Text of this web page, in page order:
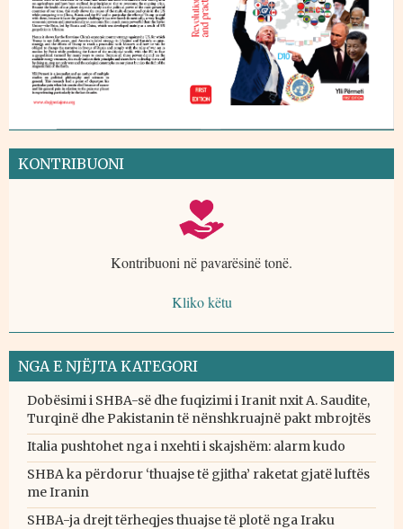
KONTRIBUONI
Kontribuoni në pavarësinë tonë.
Kliko këtu
NGA E NJËJTA KATEGORI
Dobësimi i SHBA-së dhe fuqizimi i Iranit nxit A. Saudite,
Turqinë dhe Pakistanin të nënshkruajnë pakt mbrojtës
Italia pushtohet nga i nxehti i skajshëm: alarm kudo
SHBA ka përdorur ‘thuajse të gjitha’ raketat gjatë luftës
me Iranin
SHBA-ja drejt tërheqjes thuajse të plotë nga Iraku